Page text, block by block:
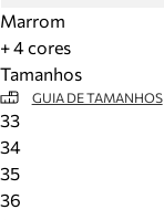
Marrom
+ 4 cores
Tamanhos
GUIA DE TAMANHOS
33
34
35
36